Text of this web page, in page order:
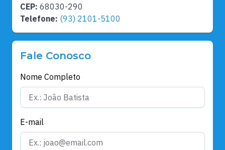
CEP: 68030-290
Telefone: (93) 2101-5100
Fale Conosco
Nome Completo
E-mail